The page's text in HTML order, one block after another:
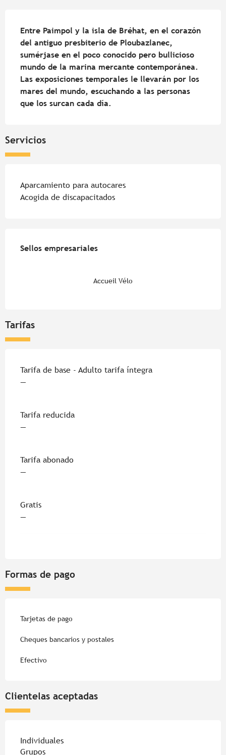
Entre Paimpol y la isla de Bréhat, en el corazón
del antiguo presbiterio de Ploubazlanec,
sumérjase en el poco conocido pero bullicioso
mundo de la marina mercante contemporánea.
Las exposiciones temporales le llevarán por los
mares del mundo, escuchando a las personas
que los surcan cada día.
Servicios
Aparcamiento para autocares
Acogida de discapacitados
Sellos empresariales
Sellos empresariales
Accueil Vélo
Tarifas
Tarifa de base - Adulto tarifa íntegra
—
Tarifa reducida
—
Tarifa abonado
—
Gratis
—
Formas de pago
Tarjetas de pago
Cheques bancarios y postales
Efectivo
Clientelas aceptadas
Individuales
Grupos